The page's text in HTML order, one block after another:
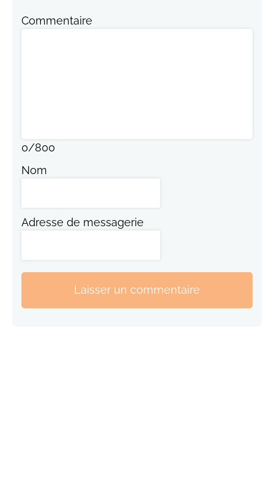
Commentaire
0/800
Nom
Adresse de messagerie
Laisser un commentaire